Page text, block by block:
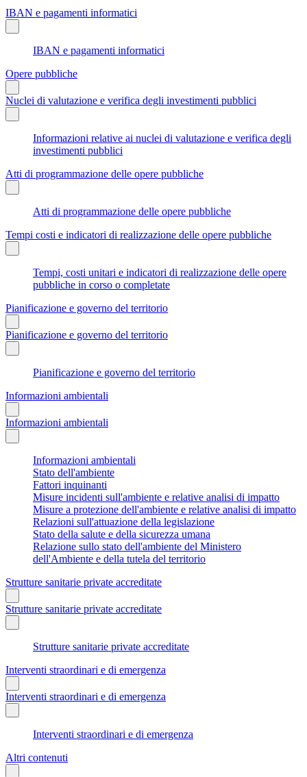
IBAN e pagamenti informatici
IBAN e pagamenti informatici
Opere pubbliche
Nuclei di valutazione e verifica degli investimenti pubblici
Informazioni relative ai nuclei di valutazione e verifica degli
investimenti pubblici
Atti di programmazione delle opere pubbliche
Atti di programmazione delle opere pubbliche
Tempi costi e indicatori di realizzazione delle opere pubbliche
Tempi, costi unitari e indicatori di realizzazione delle opere
pubbliche in corso o completate
Pianificazione e governo del territorio
Pianificazione e governo del territorio
Pianificazione e governo del territorio
Informazioni ambientali
Informazioni ambientali
Informazioni ambientali
Stato dell'ambiente
Fattori inquinanti
Misure incidenti sull'ambiente e relative analisi di impatto
Misure a protezione dell'ambiente e relative analisi di impatto
Relazioni sull'attuazione della legislazione
Stato della salute e della sicurezza umana
Relazione sullo stato dell'ambiente del Ministero
dell'Ambiente e della tutela del territorio
Strutture sanitarie private accreditate
Strutture sanitarie private accreditate
Strutture sanitarie private accreditate
Interventi straordinari e di emergenza
Interventi straordinari e di emergenza
Interventi straordinari e di emergenza
Altri contenuti